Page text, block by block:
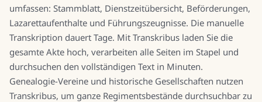
umfassen: Stammblatt, Dienstzeitübersicht, Beförderungen,
Lazarettaufenthalte und Führungszeugnisse. Die manuelle
Transkription dauert Tage. Mit Transkribus laden Sie die
gesamte Akte hoch, verarbeiten alle Seiten im Stapel und
durchsuchen den vollständigen Text in Minuten.
Genealogie-Vereine und historische Gesellschaften nutzen
Transkribus, um ganze Regimentsbestände durchsuchbar zu